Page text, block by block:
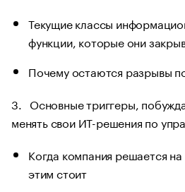
Текущие классы
функции, которые они
Почему остаются разрывы
3. Основные триггеры,
менять свои ИТ-решения по
Когда компания решается
этим стоит